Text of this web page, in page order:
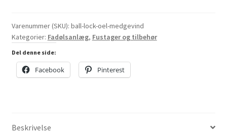
øl
med
gevind
antal
Varenummer (SKU): ball-lock-oel-medgevind
Kategorier: Fadølsanlæg, Fustager og tilbehør
Del denne side:
Facebook Pinterest
Beskrivelse